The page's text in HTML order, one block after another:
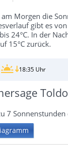
Morgen die
gibt es
24°C. In der
15°C zurück.
18:35 Uhr
7